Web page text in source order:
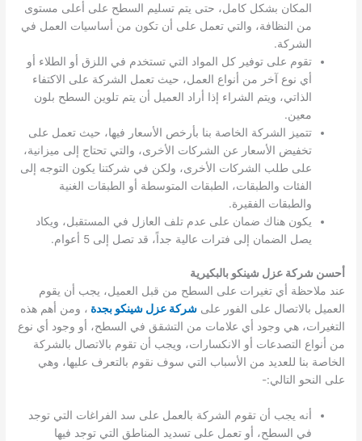
المكان بشكل كامل، حتى يتم تسليم السطح على أعلى مستوى
من النظافة، والتي تعمل على أن تكون من أساسيات العمل في
الشركة.
تقوم على توفير كل المواد التي تستخدم في اللزق أو الطلاء أو
أي نوع آخر من أنواع العمل، حيث تعمل الشركة على الاكتفاء
الذاتي، ويتم الشراء إذا أراد العميل أن يتم تلوين السطح بلون
معين.
تتميز الشركة الخاصة بنا بأرخص الأسعار فيها، حيث تعمل على
تخفيض الأسعار عن الشركات الأخرى، والتي تحتاج إلى ميزانية،
على طلب الشركات الأخرى، ولكن في شركتنا يكون التوجه إلى
الفئات والطبقات، الطبقات المتوسطة أو الطبقات الغنية
والطبقات الفقيرة.
يكون هناك ضمان على عدم تلف العازل في المستقبل، ويكاد
يصل الضمان إلى فترات عالية جداً، قد تصل إلى 5 أعوام.
أحسن شركة عزل شينكو بالبكيرية
عند ملاحظة أي تغيرات على السطح من قبل العميل، يجب أن يقوم
العميل بالاتصال على الفور علىشركة عزل شينكو بجدة ، ومن أهم هذه
التغيرات، هي وجود أي علامات من التشقق في السطح، أو وجود أي نوع
من أنواع التصدعات أو الانكسارات، ويجب أن تقوم بالاتصال بالشركة
الخاصة بنا للعديد من الأسباب التي سوف نقوم بالتعرف عليها، وهي
على النحو التالي:-
أنه يجب أن تقوم الشركة بالعمل على سد الفراغات التي توجد
في السطح، أو تعمل على تسديد المناطق التي توجد فيها